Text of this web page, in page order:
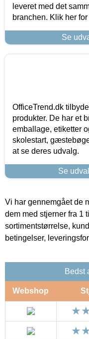
leveret med det
branchen. Klik her
Se
OfficeTrend.dk
produkter. De har et
emballage, etiketter
skolestart,
at se deres udvalg.
Se
Vi har gennemgået de
dem med stjerner fra 1
sortimentstørrelse,
betingelser,
Bedst
Webshop